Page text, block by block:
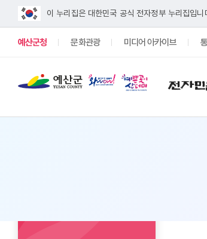
이 누리집은 대한민국 공식 전자정부 누리집입니
예산군청 문화관광 미디어 아카이브
전자민